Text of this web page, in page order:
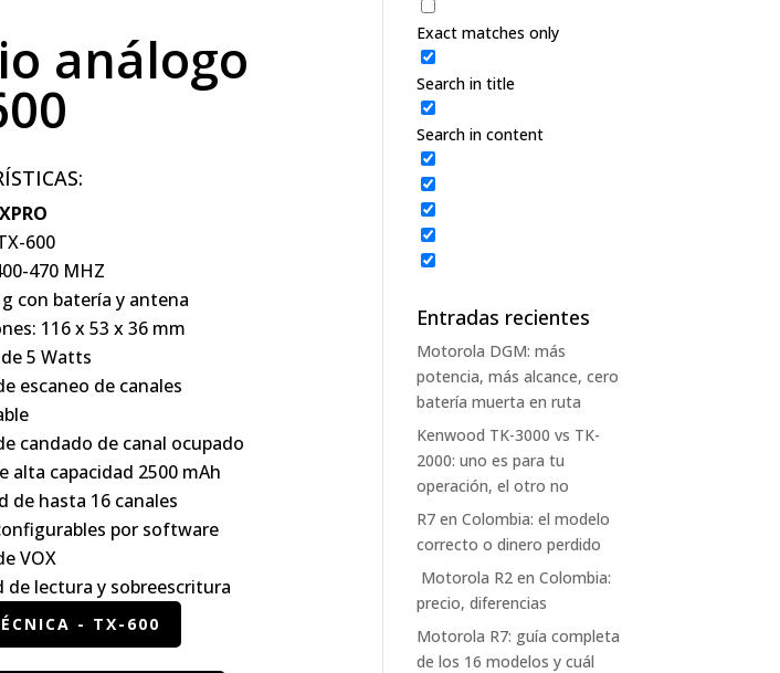
análogo
600
470 MHZ
g con batería y antena
116 x 53 x 36 mm
5 Watts
escaneo de canales
candado de canal ocupado
alta capacidad 2500 mAh
de hasta 16 canales
por software
VOX
de lectura y sobreescritura
- TX-600
Exact matches only
Search in title
Search in content
Entradas recientes
Motorola DGM: más
potencia, más alcance, cero
batería muerta en ruta
Kenwood TK-3000 vs TK-
2000: uno es para tu
operación, el otro no
R7 en Colombia: el modelo
correcto o dinero perdido
Motorola R2 en Colombia:
precio, diferencias
Motorola R7: guía completa
de los 16 modelos y cuál